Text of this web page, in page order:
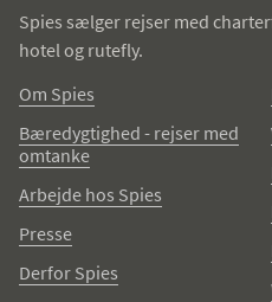
Spies sælger rejser med
hotel og rutefly.
Om Spies
Bæredygtighed - rejser med
omtanke
Arbejde hos Spies
Presse
Derfor Spies